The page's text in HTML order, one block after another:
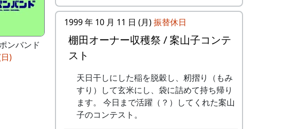
ンバンド
)
相棒の“うらめしあ”が曲をつけてくれて、
兵庫県のとある棚田コンサート（収穫日に
田んぼでライブする企画）でみんなで歌っ
た思い出の楽曲です。（ポン四郎）
17
棚⽥のステージ
へ
アンジェラ
2000年 加美町〜棚⽥の秋〜 穫れ
たてのうた
No 歌
バンド
1
ふるさと加美
の⾥へ
バンド
る
3 ⽉ーアカリ
ワン
ス・ア
エバー
⽉ーアカリ
収穫の
秋に
1999
1999 年 10 月 11 日 (月)振替休日
棚田オーナー収穫祭 / 案山子コンテ
スト
天日干しにした稲を脱穀し、籾摺り（もみ
すり）して玄米にし、袋に詰めて持ち帰り
ます。 今日まで活躍（？）してくれた案山
子のコンテスト。